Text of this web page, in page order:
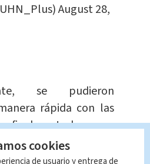
August 28,
se pudieron
rápida con las
finalmente lograron
reptil y
seguro.
cookies
de usuario y entrega de